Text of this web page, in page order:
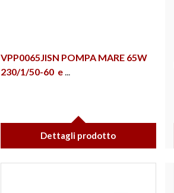
VPP0065JISN POMPA MARE 65W
230/1/50-60 e...
Dettagli prodotto